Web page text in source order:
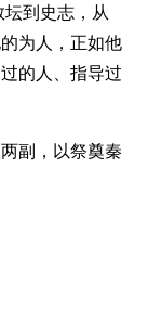
到史志，从
为人，正如他
的人、指导过
副，以祭奠秦